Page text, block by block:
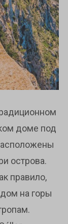
доме под
острова.
правило,
на горы